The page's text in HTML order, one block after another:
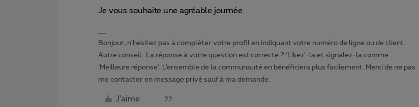
Je vous souhaite une agréable journée.
Bonjour, n'hésitez pas à compléter votre profil en indiquant votre numéro de ligne ou de client.
Autre conseil : La réponse à votre question est correcte ? ‘Likez’-la et signalez-la comme
‘Meilleure réponse’. L’ensemble de la communauté en bénéficiera plus facilement. Merci de ne pas
me contacter en message privé sauf à ma demande.
J'aime